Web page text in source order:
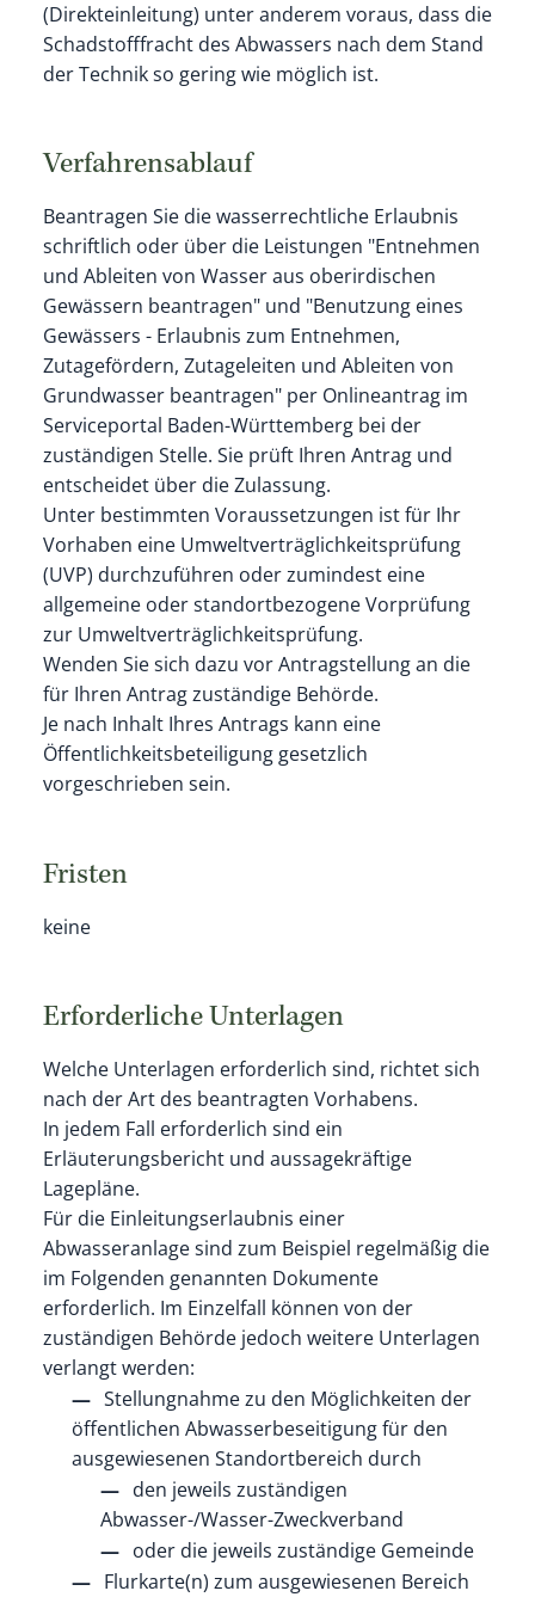
(Direkteinleitung) unter anderem voraus, dass die
Schadstofffracht des Abwassers nach dem Stand
der Technik so gering wie möglich ist.
Verfahrensablauf
Beantragen Sie die wasserrechtliche Erlaubnis
schriftlich oder über die Leistungen "Entnehmen
und Ableiten von Wasser aus oberirdischen
Gewässern beantragen" und "Benutzung eines
Gewässers - Erlaubnis zum Entnehmen,
Zutagefördern, Zutageleiten und Ableiten von
Grundwasser beantragen" per Onlineantrag im
Serviceportal Baden-Württemberg bei der
zuständigen Stelle. Sie prüft Ihren Antrag und
entscheidet über die Zulassung.
Unter bestimmten Voraussetzungen ist für Ihr
Vorhaben eine Umweltverträglichkeitsprüfung
(UVP) durchzuführen oder zumindest eine
allgemeine oder standortbezogene Vorprüfung
zur Umweltverträglichkeitsprüfung.
Wenden Sie sich dazu vor Antragstellung an die
für Ihren Antrag zuständige Behörde.
Je nach Inhalt Ihres Antrags kann eine
Öffentlichkeitsbeteiligung gesetzlich
vorgeschrieben sein.
Fristen
keine
Erforderliche Unterlagen
Welche Unterlagen erforderlich sind, richtet sich
nach der Art des beantragten Vorhabens.
In jedem Fall erforderlich sind ein
Erläuterungsbericht und aussagekräftige
Lagepläne.
Für die Einleitungserlaubnis einer
Abwasseranlage sind zum Beispiel regelmäßig die
im Folgenden genannten Dokumente
erforderlich. Im Einzelfall können von der
zuständigen Behörde jedoch weitere Unterlagen
verlangt werden:
Stellungnahme zu den Möglichkeiten der
öffentlichen Abwasserbeseitigung für den
ausgewiesenen Standortbereich durch
den jeweils zuständigen
Abwasser-/Wasser-Zweckverband
oder die jeweils zuständige Gemeinde
Flurkarte(n) zum ausgewiesenen Bereich